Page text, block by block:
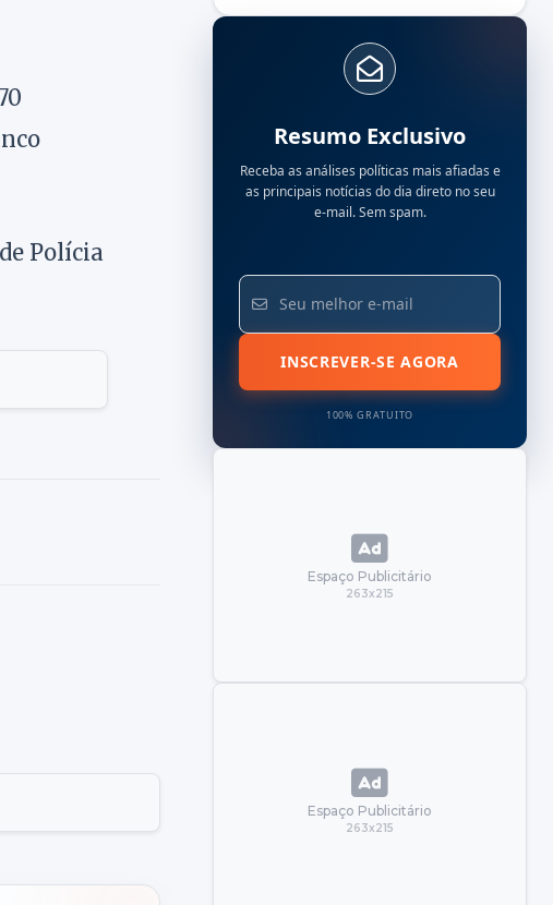
Polícia
Resumo Exclusivo
Receba as análises políticas mais afiadas e
as principais notícias do dia direto no seu
e-mail. Sem spam.
INSCREVER-SE AGORA
100% GRATUITO
Espaço Publicitário
263x215
Espaço Publicitário
263x215